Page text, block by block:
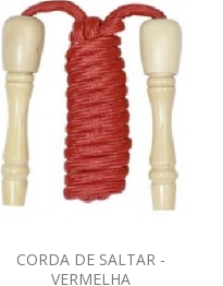
CORDA DE SALTAR -
VERMELHA